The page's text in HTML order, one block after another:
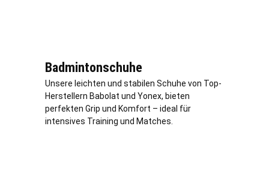
Badmintonschuhe
Unsere leichten und stabilen Schuhe von Top-
Herstellern Babolat und Yonex, bieten
perfekten Grip und Komfort – ideal für
intensives Training und Matches.